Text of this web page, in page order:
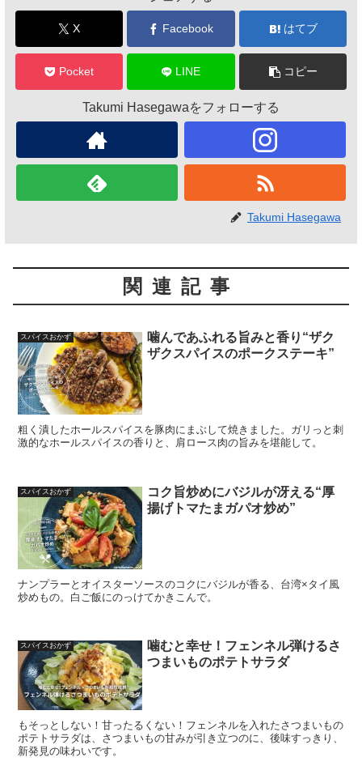
X Facebook はてブ
Pocket LINE コピー
Takumi Hasegawaをフォローする
Takumi Hasegawa
関連記事
スパイスおかず
噛んであふれる旨みと香り“ザク
ザクスパイスのポークステーキ”
粗く潰したホールスパイスを豚肉にまぶして焼きました。ガリっと刺
激的なホールスパイスの香りと、肩ロース肉の旨みを堪能して。
スパイスおかず
コク旨炒めにバジルが冴える“厚
揚げトマたまガパオ炒め”
ナンプラーとオイスターソースのコクにバジルが香る、台湾×タイ風
炒めもの。白ご飯にのっけてかきこんで。
スパイスおかず
噛むと幸せ！フェンネル弾けるさ
つまいものポテトサラダ
もそっとしない！甘ったるくない！フェンネルを入れたさつまいもの
ポテトサラダは、さつまいもの甘みが引き立つのに、後味すっきり、
新発見の味わいです。